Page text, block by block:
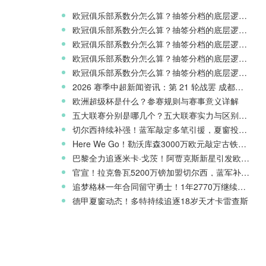
欧冠俱乐部系数分怎么算？抽签分档的底层逻辑解读
欧冠俱乐部系数分怎么算？抽签分档的底层逻辑解读
欧冠俱乐部系数分怎么算？抽签分档的底层逻辑解读
欧冠俱乐部系数分怎么算？抽签分档的底层逻辑解读
欧冠俱乐部系数分怎么算？抽签分档的底层逻辑解读
2026 赛季中超新闻资讯：第 21 轮战罢 成都蓉城领跑 津门虎读秒绝杀
欧洲超级杯是什么？参赛规则与赛事意义详解
五大联赛分别是哪几个？五大联赛实力与区别科普
切尔西持续补强！蓝军敲定多笔引援，夏窗投入稳居英超前列
Here We Go！勒沃库森3000万欧元敲定古铁雷斯，寻找格里马尔多继任者
巴黎全力追逐米卡·戈茨！阿贾克斯新星引发欧冠豪门争夺
官宣！拉克鲁瓦5200万镑加盟切尔西，蓝军补强后防线
追梦格林一年合同留守勇士！1年2770万继续搭档库里
德甲夏窗动态！多特持续追逐18岁天才卡雷查斯